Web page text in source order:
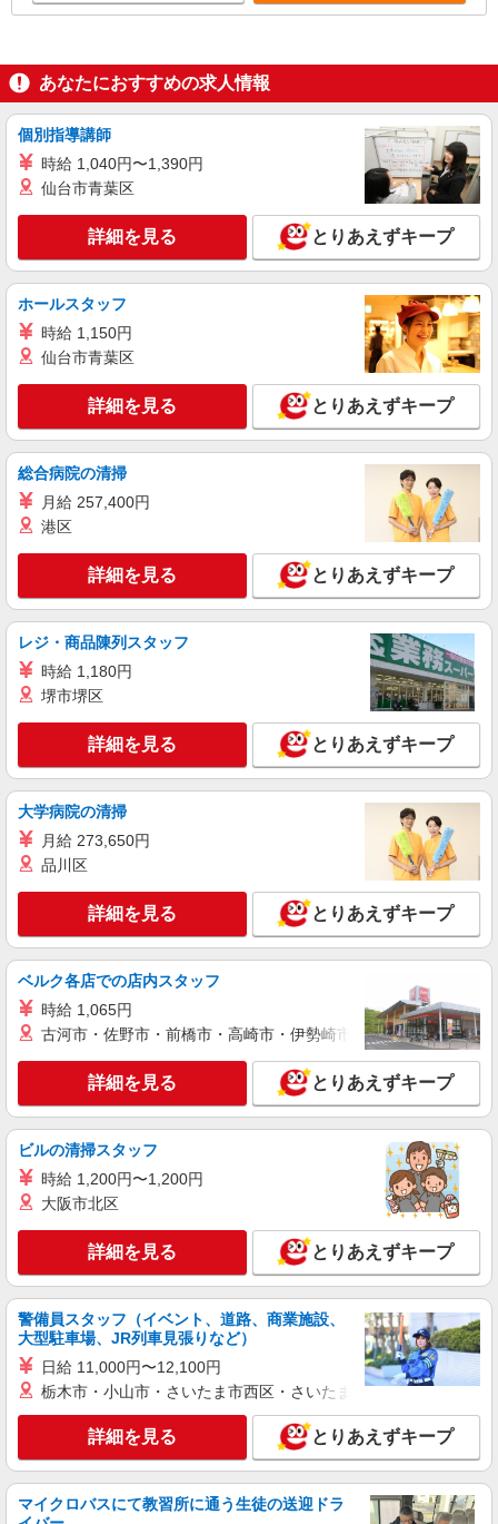
あなたにおすすめの求人情報
個別指導講師
時給 1,040円〜1,390円
仙台市青葉区
詳細を見る とりあえずキープ
ホールスタッフ
時給 1,150円
仙台市青葉区
詳細を見る とりあえずキープ
総合病院の清掃
月給 257,400円
港区
詳細を見る とりあえずキープ
レジ・商品陳列スタッフ
時給 1,180円
堺市堺区
詳細を見る とりあえずキープ
大学病院の清掃
月給 273,650円
品川区
詳細を見る とりあえずキープ
ベルク各店での店内スタッフ
時給 1,065円
古河市・佐野市・前橋市・高崎市・伊勢崎市・太田市・館林市
詳細を見る とりあえずキープ
ビルの清掃スタッフ
時給 1,200円〜1,200円
大阪市北区
詳細を見る とりあえずキープ
警備員スタッフ（イベント、道路、商業施設、
大型駐車場、JR列車見張りなど）
日給 11,000円〜12,100円
栃木市・小山市・さいたま市西区・さいたま市岩槻区・久喜市・
詳細を見る とりあえずキープ
マイクロバスにて教習所に通う生徒の送迎ドラ